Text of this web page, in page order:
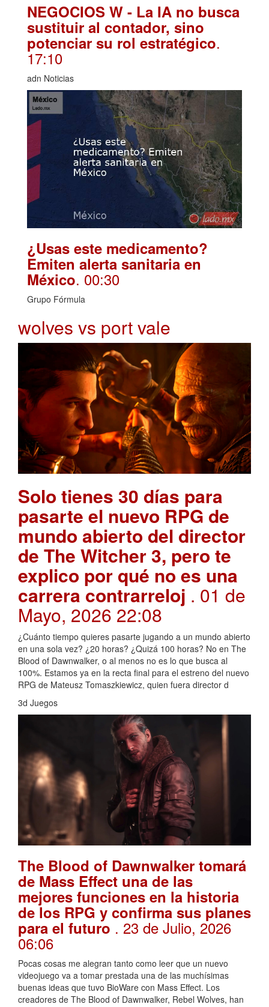
NEGOCIOS W - La IA no busca
sustituir al contador, sino
potenciar su rol estratégico.
17:10
adn Noticias
¿Usas este medicamento?
Emiten alerta sanitaria en
México. 00:30
Grupo Fórmula
wolves vs port vale
Solo tienes 30 días para
pasarte el nuevo RPG de
mundo abierto del director
de The Witcher 3, pero te
explico por qué no es una
carrera contrarreloj . 01 de
Mayo, 2026 22:08
¿Cuánto tiempo quieres pasarte jugando a un mundo abierto
en una sola vez? ¿20 horas? ¿Quizá 100 horas? No en The
Blood of Dawnwalker, o al menos no es lo que busca al
100%. Estamos ya en la recta final para el estreno del nuevo
RPG de Mateusz Tomaszkiewicz, quien fuera director d
3d Juegos
The Blood of Dawnwalker tomará
de Mass Effect una de las
mejores funciones en la historia
de los RPG y confirma sus planes
para el futuro . 23 de Julio, 2026
06:06
Pocas cosas me alegran tanto como leer que un nuevo
videojuego va a tomar prestada una de las muchísimas
buenas ideas que tuvo BioWare con Mass Effect. Los
creadores de The Blood of Dawnwalker, Rebel Wolves, han